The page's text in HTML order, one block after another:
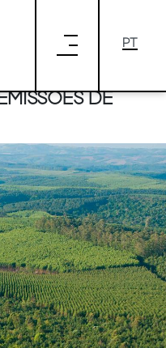
E
EMPRESAS
NA
DE